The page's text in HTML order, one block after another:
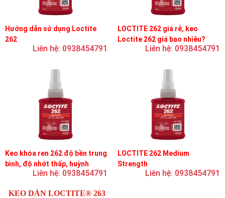
Hướng dẫn sử dụng Loctite
262
Liên hệ: 0938454791
LOCTITE 262 giá rẻ, keo
Loctite 262 giá bao nhiêu?
Liên hệ: 0938454791
Keo khóa ren 262 độ bền trung
bình, độ nhớt thấp, huỳnh
Liên hệ: 0938454791
LOCTITE 262 Medium
Strength
Liên hệ: 0938454791
KEO DÁN LOCTITE® 263